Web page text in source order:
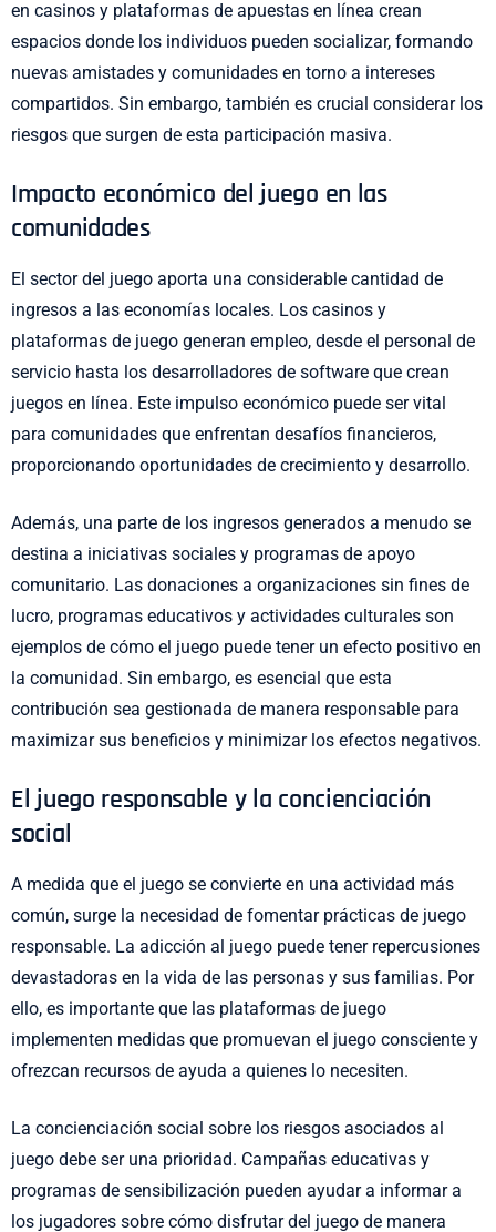
en casinos y plataformas de apuestas en línea crean
espacios donde los individuos pueden socializar, formando
nuevas amistades y comunidades en torno a intereses
compartidos. Sin embargo, también es crucial considerar los
riesgos que surgen de esta participación masiva.
Impacto económico del juego en las
comunidades
El sector del juego aporta una considerable cantidad de
ingresos a las economías locales. Los casinos y
plataformas de juego generan empleo, desde el personal de
servicio hasta los desarrolladores de software que crean
juegos en línea. Este impulso económico puede ser vital
para comunidades que enfrentan desafíos financieros,
proporcionando oportunidades de crecimiento y desarrollo.
Además, una parte de los ingresos generados a menudo se
destina a iniciativas sociales y programas de apoyo
comunitario. Las donaciones a organizaciones sin fines de
lucro, programas educativos y actividades culturales son
ejemplos de cómo el juego puede tener un efecto positivo en
la comunidad. Sin embargo, es esencial que esta
contribución sea gestionada de manera responsable para
maximizar sus beneficios y minimizar los efectos negativos.
El juego responsable y la concienciación
social
A medida que el juego se convierte en una actividad más
común, surge la necesidad de fomentar prácticas de juego
responsable. La adicción al juego puede tener repercusiones
devastadoras en la vida de las personas y sus familias. Por
ello, es importante que las plataformas de juego
implementen medidas que promuevan el juego consciente y
ofrezcan recursos de ayuda a quienes lo necesiten.
La concienciación social sobre los riesgos asociados al
juego debe ser una prioridad. Campañas educativas y
programas de sensibilización pueden ayudar a informar a
los jugadores sobre cómo disfrutar del juego de manera